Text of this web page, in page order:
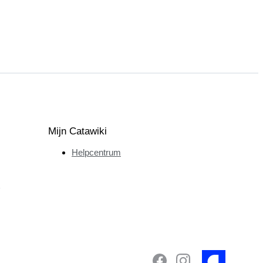
Mijn Catawiki
Helpcentrum